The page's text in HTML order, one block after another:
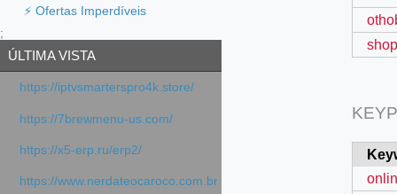
⚡ Ofertas Imperdíveis
;
ÚLTIMA VISTA
https://iptvsmarterspro4k.store/
https://7brewmenu-us.com/
https://x5-erp.ru/erp2/
https://www.nerdateocaroco.com.br/